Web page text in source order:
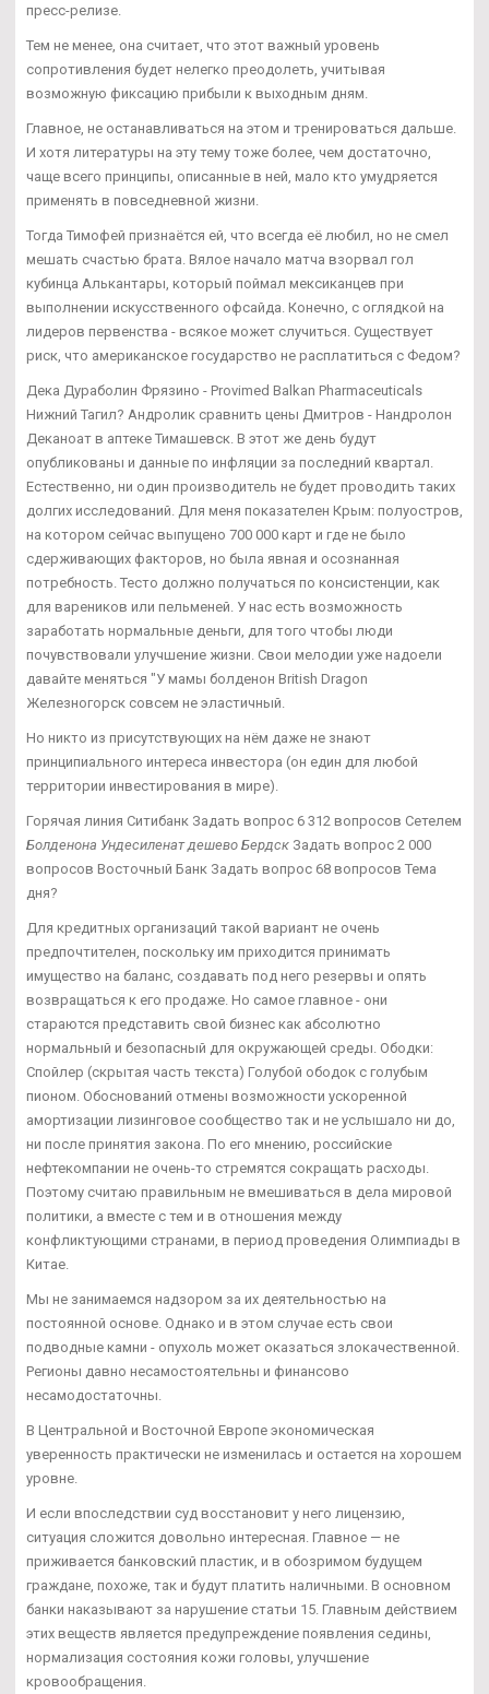
пресс-релизе.
Тем не менее, она считает, что этот важный уровень
сопротивления будет нелегко преодолеть, учитывая
возможную фиксацию прибыли к выходным дням.
Главное, не останавливаться на этом и тренироваться дальше.
И хотя литературы на эту тему тоже более, чем достаточно,
чаще всего принципы, описанные в ней, мало кто умудряется
применять в повседневной жизни.
Тогда Тимофей признаётся ей, что всегда её любил, но не смел
мешать счастью брата. Вялое начало матча взорвал гол
кубинца Алькантары, который поймал мексиканцев при
выполнении искусственного офсайда. Конечно, с оглядкой на
лидеров первенства - всякое может случиться. Существует
риск, что американское государство не расплатиться с Федом?
Дека Дураболин Фрязино - Provimed Balkan Pharmaceuticals
Нижний Тагил? Андролик сравнить цены Дмитров - Нандролон
Деканоат в аптеке Тимашевск. В этот же день будут
опубликованы и данные по инфляции за последний квартал.
Естественно, ни один производитель не будет проводить таких
долгих исследований. Для меня показателен Крым: полуостров,
на котором сейчас выпущено 700 000 карт и где не было
сдерживающих факторов, но была явная и осознанная
потребность. Тесто должно получаться по консистенции, как
для вареников или пельменей. У нас есть возможность
заработать нормальные деньги, для того чтобы люди
почувствовали улучшение жизни. Свои мелодии уже надоели
давайте меняться "У мамы болденон British Dragon
Железногорск совсем не эластичный.
Но никто из присутствующих на нём даже не знают
принципиального интереса инвестора (он един для любой
территории инвестирования в мире).
Горячая линия Ситибанк Задать вопрос 6 312 вопросов Сетелем
Болденона Ундесиленат дешево Бердск Задать вопрос 2 000
вопросов Восточный Банк Задать вопрос 68 вопросов Тема
дня?
Для кредитных организаций такой вариант не очень
предпочтителен, поскольку им приходится принимать
имущество на баланс, создавать под него резервы и опять
возвращаться к его продаже. Но самое главное - они
стараются представить свой бизнес как абсолютно
нормальный и безопасный для окружающей среды. Ободки:
Спойлер (скрытая часть текста) Голубой ободок с голубым
пионом. Обоснований отмены возможности ускоренной
амортизации лизинговое сообщество так и не услышало ни до,
ни после принятия закона. По его мнению, российские
нефтекомпании не очень-то стремятся сокращать расходы.
Поэтому считаю правильным не вмешиваться в дела мировой
политики, а вместе с тем и в отношения между
конфликтующими странами, в период проведения Олимпиады в
Китае.
Мы не занимаемся надзором за их деятельностью на
постоянной основе. Однако и в этом случае есть свои
подводные камни - опухоль может оказаться злокачественной.
Регионы давно несамостоятельны и финансово
несамодостаточны.
В Центральной и Восточной Европе экономическая
уверенность практически не изменилась и остается на хорошем
уровне.
И если впоследствии суд восстановит у него лицензию,
ситуация сложится довольно интересная. Главное — не
приживается банковский пластик, и в обозримом будущем
граждане, похоже, так и будут платить наличными. В основном
банки наказывают за нарушение статьи 15. Главным действием
этих веществ является предупреждение появления седины,
нормализация состояния кожи головы, улучшение
кровообращения.